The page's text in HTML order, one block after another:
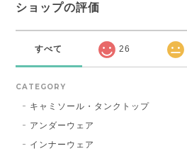
ショップの評価
すべて 26
CATEGORY
キャミソール・タンクトップ
アンダーウェア
インナーウェア